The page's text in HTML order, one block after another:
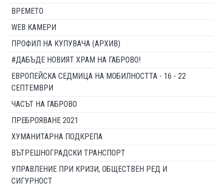
ВРЕМЕТО
WEB КАМЕРИ
ПРОФИЛ НА КУПУВАЧА (АРХИВ)
#ДАБЪДЕ НОВИЯТ ХРАМ НА ГАБРОВО!
ЕВРОПЕЙСКА СЕДМИЦА НА МОБИЛНОСТТА - 16 - 22
СЕПТЕМВРИ
ЧАСЪТ НА ГАБРОВО
ПРЕБРОЯВАНЕ 2021
ХУМАНИТАРНА ПОДКРЕПА
ВЪТРЕШНОГРАДСКИ ТРАНСПОРТ
УПРАВЛЕНИЕ ПРИ КРИЗИ, ОБЩЕСТВЕН РЕД И
СИГУРНОСТ